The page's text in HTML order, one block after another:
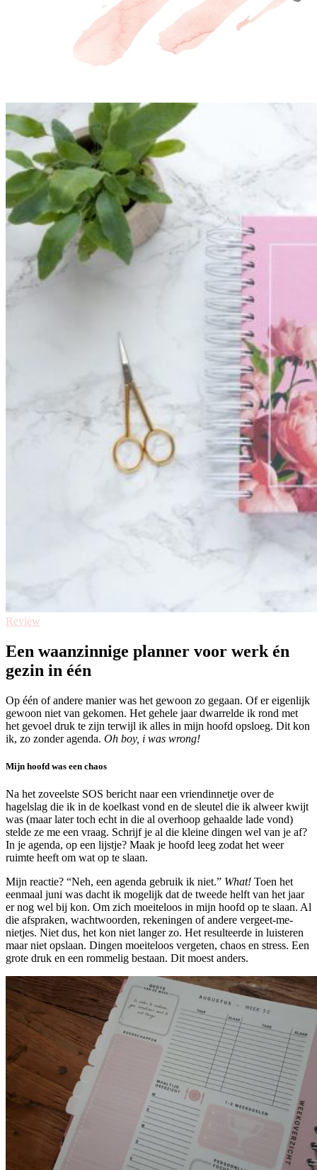
Review
Een waanzinnige planner voor werk én
gezin in één
Op één of andere manier was het gewoon zo gegaan. Of er eigenlijk
gewoon niet van gekomen. Het gehele jaar dwarrelde ik rond met
het gevoel druk te zijn terwijl ik alles in mijn hoofd opsloeg. Dit kon
ik, zo zonder agenda. Oh boy, i was wrong!
Mijn hoofd was een chaos
Na het zoveelste SOS bericht naar een vriendinnetje over de
hagelslag die ik in de koelkast vond en de sleutel die ik alweer kwijt
was (maar later toch echt in die al overhoop gehaalde lade vond)
stelde ze me een vraag. Schrijf je al die kleine dingen wel van je af?
In je agenda, op een lijstje? Maak je hoofd leeg zodat het weer
ruimte heeft om wat op te slaan.
Mijn reactie? “Neh, een agenda gebruik ik niet.” What! Toen het
eenmaal juni was dacht ik mogelijk dat de tweede helft van het jaar
er nog wel bij kon. Om zich moeiteloos in mijn hoofd op te slaan. Al
die afspraken, wachtwoorden, rekeningen of andere vergeet-me-
nietjes. Niet dus, het kon niet langer zo. Het resulteerde in luisteren
maar niet opslaan. Dingen moeiteloos vergeten, chaos en stress. Een
grote druk en een rommelig bestaan. Dit moest anders.